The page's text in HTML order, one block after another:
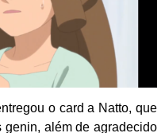
o card a Natto, que
genin, além de agradecido